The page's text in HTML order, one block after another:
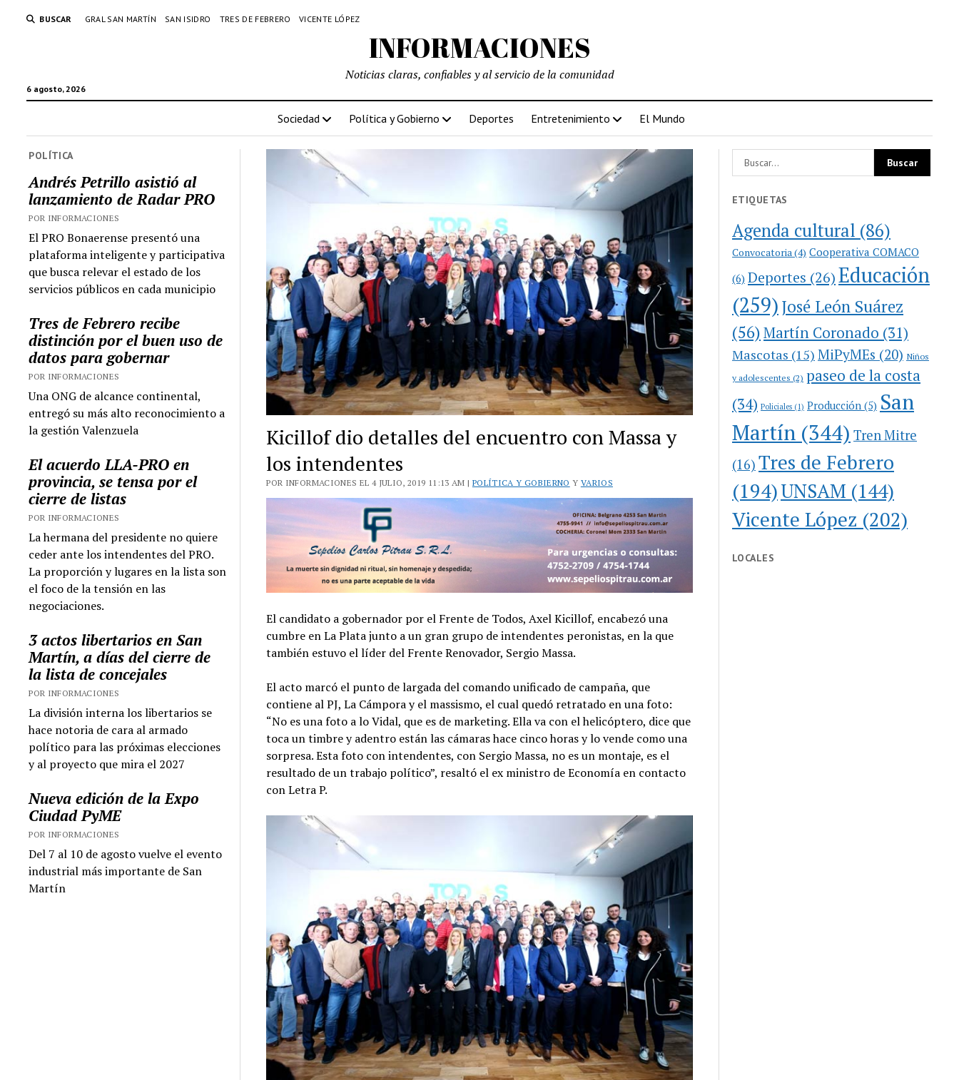
BUSCAR GRAL SAN MARTÍN SAN ISIDRO TRES DE FEBRERO VICENTE LÓPEZ
INFORMACIONES
6 agosto, 2026
Noticias claras, confiables y al servicio de la comunidad
Sociedad Política y Gobierno Deportes Entretenimiento El Mundo
POLÍTICA
Andrés Petrillo asistió al
lanzamiento de Radar PRO
POR INFORMACIONES
El PRO Bonaerense presentó una
plataforma inteligente y participativa
que busca relevar el estado de los
servicios públicos en cada municipio
Tres de Febrero recibe
distinción por el buen uso de
datos para gobernar
POR INFORMACIONES
Una ONG de alcance continental,
entregó su más alto reconocimiento a
la gestión Valenzuela
El acuerdo LLA-PRO en
provincia, se tensa por el
cierre de listas
POR INFORMACIONES
La hermana del presidente no quiere
ceder ante los intendentes del PRO.
La proporción y lugares en la lista son
el foco de la tensión en las
negociaciones.
3 actos libertarios en San
Martín, a días del cierre de
la lista de concejales
POR INFORMACIONES
La división interna los libertarios se
hace notoria de cara al armado
político para las próximas elecciones
y al proyecto que mira el 2027
Nueva edición de la Expo
Ciudad PyME
POR INFORMACIONES
Del 7 al 10 de agosto vuelve el evento
industrial más importante de San
Martín
Kicillof dio detalles del encuentro con Massa y
los intendentes
POR INFORMACIONES EL 4 JULIO, 2019 11:13 AM | POLÍTICA Y GOBIERNO Y VARIOS
El candidato a gobernador por el Frente de Todos, Axel Kicillof, encabezó una
cumbre en La Plata junto a un gran grupo de intendentes peronistas, en la que
también estuvo el líder del Frente Renovador, Sergio Massa.
El acto marcó el punto de largada del comando unificado de campaña, que
contiene al PJ, La Cámpora y el massismo, el cual quedó retratado en una foto:
“No es una foto a lo Vidal, que es de marketing. Ella va con el helicóptero, dice que
toca un timbre y adentro están las cámaras hace cinco horas y lo vende como una
sorpresa. Esta foto con intendentes, con Sergio Massa, no es un montaje, es el
resultado de un trabajo político”, resaltó el ex ministro de Economía en contacto
con Letra P.
ETIQUETAS
Agenda cultural (86)
Convocatoria (4) Cooperativa COMACO
(6) Deportes (26)Educación
(259)José León Suárez
(56)Martín Coronado (31)
Mascotas (15) MiPyMEs (20) Niños
y adolescentes (2) paseo de la costa
(34) Policiales (1) Producción (5) San
Martín (344) Tren Mitre
(16) Tres de Febrero
(194)UNSAM (144)
Vicente López (202)
LOCALES